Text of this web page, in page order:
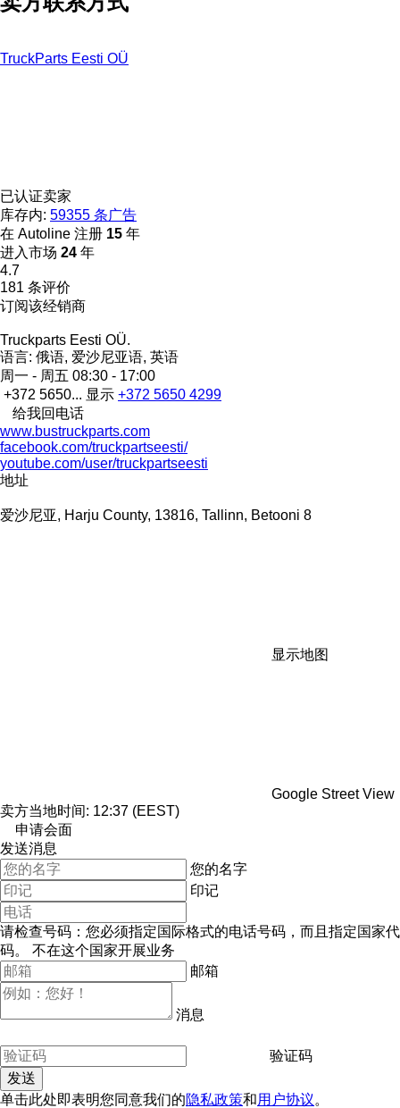
TruckParts Eesti OÜ
已认证卖家
库存内: 59355 条广告
在 Autoline 注册 15 年
进入市场 24 年
4.7
181 条评价
订阅该经销商
Truckparts Eesti OÜ.
语言: 俄语, 爱沙尼亚语, 英语
周一 - 周五 08:30 - 17:00
+372 5650... 显示 +372 5650 4299
给我回电话
www.bustruckparts.com
facebook.com/truckpartseesti/
youtube.com/user/truckpartseesti
地址
爱沙尼亚, Harju County, 13816, Tallinn, Betooni 8
显示地图
Google Street View
卖方当地时间: 12:37 (EEST)
申请会面
发送消息
您的名字
印记
请检查号码：您必须指定国际格式的电话号码，而且指定国家代
码。
不在这个国家开展业务
邮箱
消息
验证码
单击此处即表明您同意我们的隐私政策和用户协议。